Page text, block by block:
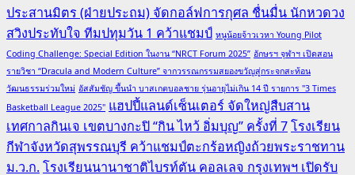
ประสานมิตร (ฝ่ายประถม) จัดกอล์ฟการกุศล ชื่นมื่น นักหวดวง
สวิงประทับใจ ทีมปทุมวัน 1 คว้าแชมป์ หนูน้อยจ้าวเวหา Young Pilot
Coding Challenge: Special Edition ในงาน “NRCT Forum 2025” อักษรฯ จุฬาฯ เปิดสอน
รายวิชา “Dracula and Modern Culture” จากวรรณกรรมสยองขวัญสู่กระจกสะท้อน
วัฒนธรรมร่วมใหม่ อัสสัมชัญ ขึ้นนำ บาสเกตบอลชาย รุ่นอายุไม่เกิน 14 ปี รายการ "3 Times
Basketball League 2025" แฮปปี้แลนด์เซ็นเตอร์ จัดใหญ่สืบสาน
เทศกาลกินเจ เขตบางกะปิ “กิน ไหว้ อิ่มบุญ” ครั้งที่ 7โรงเรียน
กีฬาจังหวัดสุพรรณบุรี คว้าแชมป์ตะกร้อหญิงถ้วยพระราชทาน
ม.ว.ก.โรงเรียนนานาชาติไบรท์ตัน คอลเลจ กรุงเทพฯ เปิดรับ